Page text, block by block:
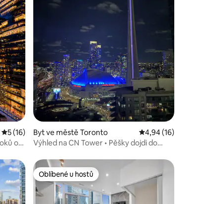
Průměrné hodnocení 5 z 5, 16 hodnocení
5 (16)
od
Byt ve městě Toronto Průměrné hodnocení
4,94 (16)
Výhled na CN Tower • Pěšky dojdi do
Oblíbené u hostů
Oblíbené u hostů